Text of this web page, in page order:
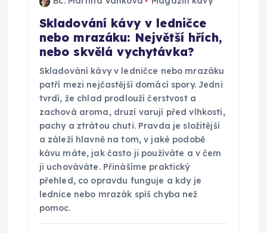
Skladování kávy v ledničce
nebo mrazáku: Největší hřích,
nebo skvělá vychytávka?
Skladování kávy v ledničce nebo mrazáku
patří mezi nejčastější domácí spory. Jedni
tvrdí, že chlad prodlouží čerstvost a
zachová aroma, druzí varují před vlhkostí,
pachy a ztrátou chuti. Pravda je složitější
a záleží hlavně na tom, v jaké podobě
kávu máte, jak často ji používáte a v čem
ji uchováváte. Přinášíme praktický
přehled, co opravdu funguje a kdy je
lednice nebo mrazák spíš chyba než
pomoc.